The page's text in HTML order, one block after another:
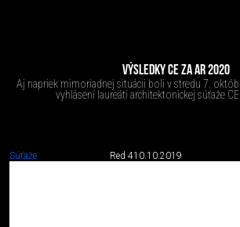
VÝSLEDKY CE ZA AR 2020
Aj napriek mimoriadnej situácii boli v stredu 7.
vyhlásení laureáti architektonickej súťaže
Súťaže Red 410.10.2019